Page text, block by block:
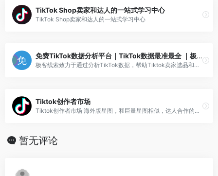
TikTok Shop卖家和达人的一站式学习中心
TikTok Shop卖家和达人的一站式学习中心
免费TikTok数据分析平台｜TikTok数据最准最全 ｜极客线索
极客线索致力于通过分析TikTok数据，帮助Tiktok卖家选品和运营，进行科学决策，带动全球生意增长。跨境电商Tiktok选品，找达人，就用极客线索。
Tiktok创作者市场
Tiktok创作者市场 海外版星图，和巨量星图相似，达人合作的服务平台。在这里，你可以根据tiktok提供的独家粉丝画像、增长趋势和视频数据来决定达人合作对象。
暂无评论